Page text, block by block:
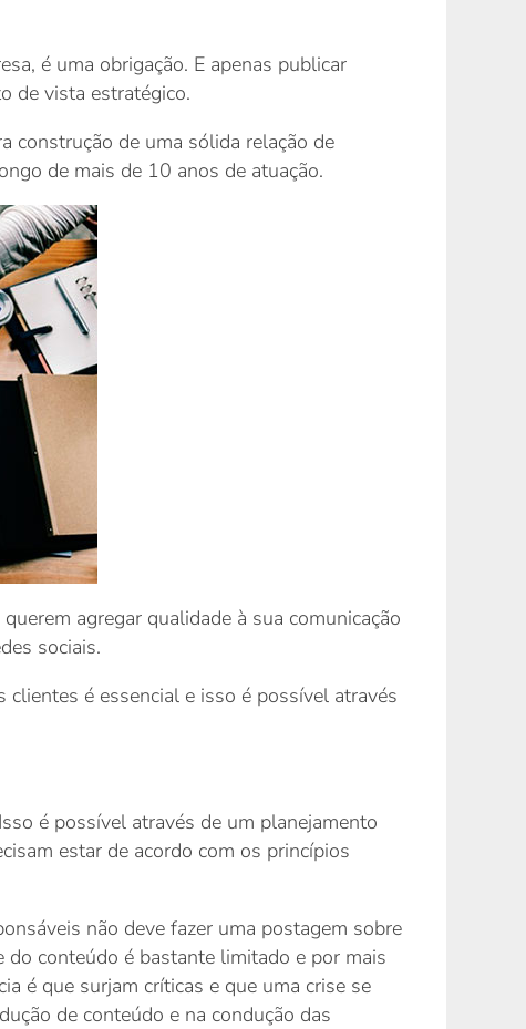
é uma obrigação. E apenas publicar
de vista estratégico.
construção de uma sólida relação de
de mais de 10 anos de atuação.
agregar qualidade à sua comunicação
sociais.
é essencial e isso é possível através
é possível através de um planejamento
estar de acordo com os princípios
não deve fazer uma postagem sobre
conteúdo é bastante limitado e por mais
é que surjam críticas e que uma crise se
de conteúdo e na condução das